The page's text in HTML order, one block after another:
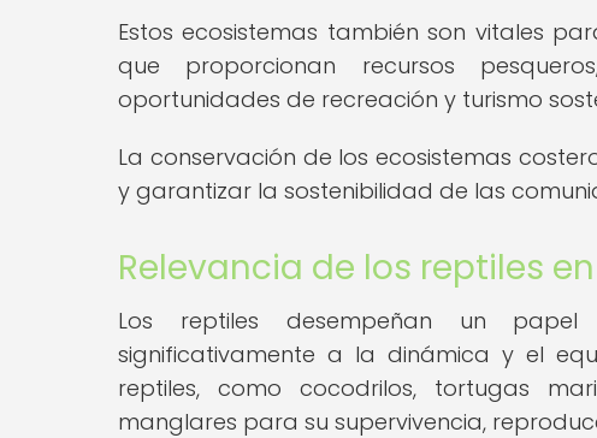
Estos ecosistemas también son vitales
que proporcionan recursos
oportunidades de recreación y turismo
La conservación de los ecosistemas
y garantizar la sostenibilidad de las
Relevancia de los reptiles
Los reptiles desempeñan un papel
significativamente a la dinámica y el
reptiles, como cocodrilos, tortugas
manglares para su supervivencia,